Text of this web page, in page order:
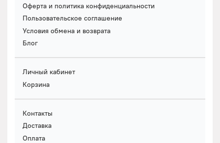
Оферта и политика конфиденциальности
Пользовательское соглашение
Условия обмена и возврата
Блог
Личный кабинет
Корзина
Контакты
Доставка
Оплата